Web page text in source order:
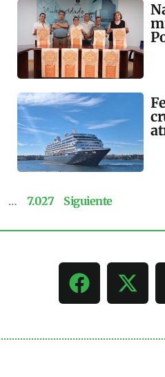
… 7.027 Siguiente